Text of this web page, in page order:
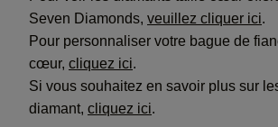
Seven Diamonds, veuillez cliquer ici.
Pour personnaliser votre bague de
cœur, cliquez ici.
Si vous souhaitez en savoir plus sur
diamant, cliquez ici.